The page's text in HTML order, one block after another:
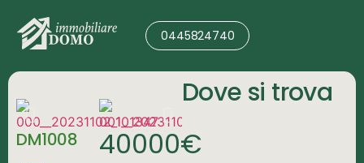
0445824740
DM1008 40000€
Dove si trova